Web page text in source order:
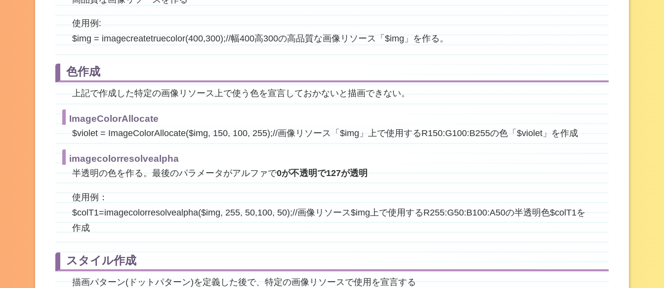
使用例:
$img = imagecreatetruecolor(400,300);//幅400高300の高品質な画像リソース「$img」を作る。
色作成
上記で作成した特定の画像リソース上で使う色を宣言しておかないと描画できない。
ImageColorAllocate
$violet = ImageColorAllocate($img, 150, 100, 255);//画像リソース「$img」上で使用するR150:G100:B255の色「$violet」を作成
imagecolorresolvealpha
半透明の色を作る。最後のパラメータがアルファで0が不透明で127が透明
使用例：
$colT1=imagecolorresolvealpha($img, 255, 50,100, 50);//画像リソース$img上で使用するR255:G50:B100:A50の半透明色$colT1を
作成
スタイル作成
描画パターン(ドットパターン)を定義した後で、特定の画像リソースで使用を宣言する